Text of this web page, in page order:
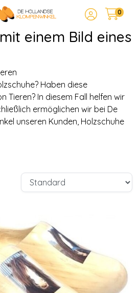
0
einem Bild eines
Haben diese
Tieren? In diesem Fall helfen wir
ermöglichen wir bei De
unseren Kunden, Holzschuhe